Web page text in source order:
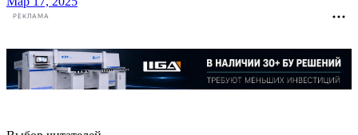
РЕКЛАМА